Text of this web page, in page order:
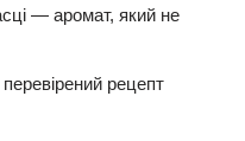
— аромат, який не
рецепт